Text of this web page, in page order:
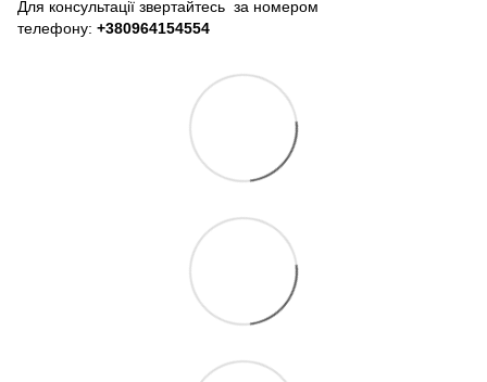
Для консультації звертайтесь за номером
телефону: +380964154554